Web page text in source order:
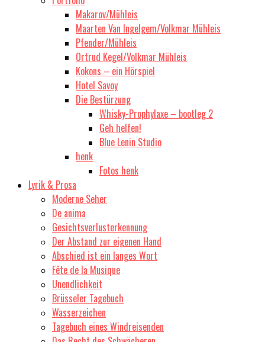
Makarov/Mühleis
Maarten Van Ingelgem/Volkmar Mühleis
Pfender/Mühleis
Ortrud Kegel/Volkmar Mühleis
Kokons – ein Hörspiel
Hotel Savoy
Die Bestürzung
Whisky-Prophylaxe – bootleg 2
Geh helfen!
Blue Lenin Studio
henk
Fotos henk
Lyrik & Prosa
Moderne Seher
De anima
Gesichtsverlusterkennung
Der Abstand zur eigenen Hand
Abschied ist ein langes Wort
Fête de la Musique
Unendlichkeit
Brüsseler Tagebuch
Wasserzeichen
Tagebuch eines Windreisenden